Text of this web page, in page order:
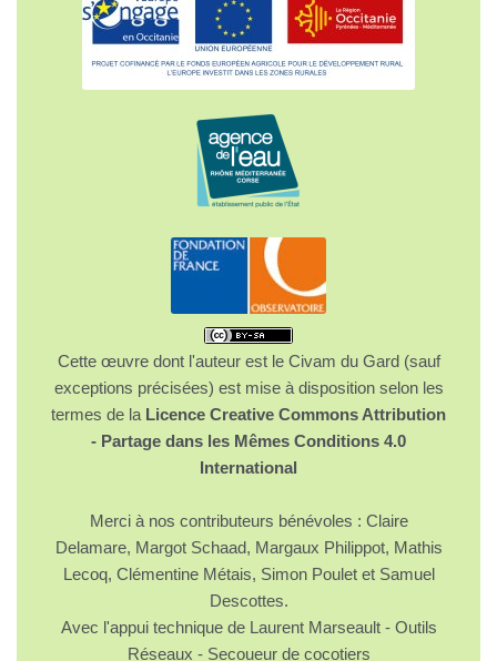
Cette œuvre dont l'auteur est le Civam du Gard (sauf
exceptions précisées) est mise à disposition selon les
termes de la Licence Creative Commons Attribution
- Partage dans les Mêmes Conditions 4.0
International
Merci à nos contributeurs bénévoles : Claire
Delamare, Margot Schaad, Margaux Philippot, Mathis
Lecoq, Clémentine Métais, Simon Poulet et Samuel
Descottes.
Avec l'appui technique de Laurent Marseault - Outils
Réseaux - Secoueur de cocotiers